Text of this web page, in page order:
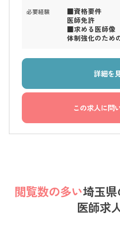
必要経験
■資格要件
医師免許
■求める医師像
体制強化のため
詳細を
この求人に問
閲覧数の多い埼玉県
医師求